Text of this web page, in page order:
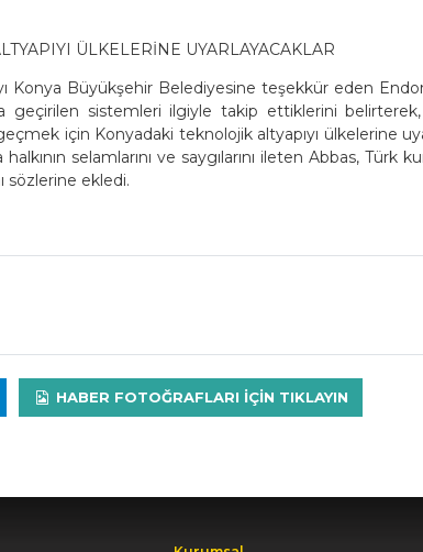
ÜLKELERİNE UYARLAYACAKLAR
Konya Büyükşehir Belediyesine teşekkür eden
geçirilen sistemleri ilgiyle takip ettiklerini
için Konyadaki teknolojik altyapıyı ülkelerine
selamlarını ve saygılarını ileten Abbas, Türk
sözlerine ekledi.
HABER FOTOĞRAFLARI IÇIN TIKLAYIN